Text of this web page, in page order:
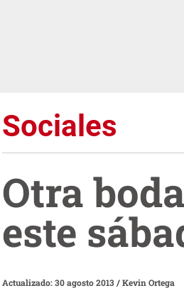
Sociales
Otra
este
Actualizado: 30 agosto 2013/Kevin Ortega